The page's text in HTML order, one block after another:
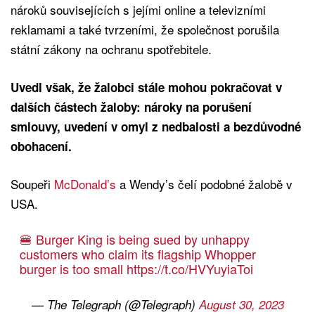
nároků souvisejících s jejími online a televizními
reklamami a také tvrzeními, že společnost porušila
státní zákony na ochranu spotřebitele.
Uvedl však, že žalobci stále mohou pokračovat v
dalších částech žaloby: nároky na porušení
smlouvy, uvedení v omyl z nedbalosti a bezdůvodné
obohacení.
Soupeři McDonald’s a Wendy’s čelí podobné žalobě v
USA.
🍔 Burger King is being sued by unhappy
customers who claim its flagship Whopper
burger is too small https://t.co/HVYuyiaToi
— The Telegraph (@Telegraph)August 30, 2023